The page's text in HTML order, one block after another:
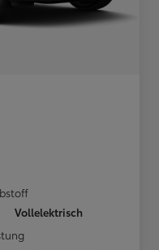
Vollelektrisch